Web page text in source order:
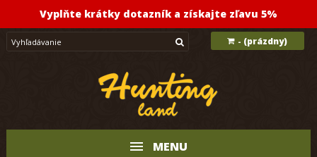
Vyplňte krátky dotazník a získajte zľavu 5%
- (prázdny)
MENU